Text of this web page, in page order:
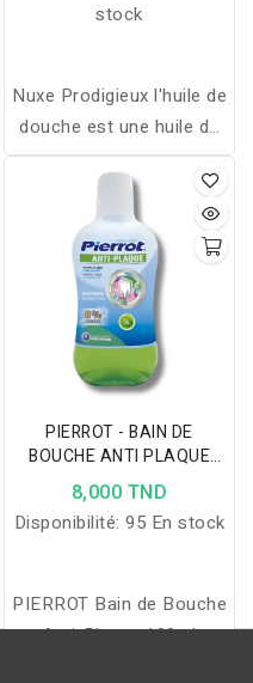
stock
Nuxe Prodigieux l'huile de
douche est une huile de
douche, aux nacres
dorés, ultra-sensorielle
qui nettoie en douceur,
satine et parfume pour
un véritable moment de
plaisir. Retrouvez l'odeur
mythique de l'Huile
Prodigieuse Nettoie,
toutes les peaux
PIERROT - BAIN DE
BOUCHE ANTI PLAQUE
100ML
8,000 TND
Disponibilité: 95 En stock
PIERROT Bain de Bouche
Anti-Plaque 100ml